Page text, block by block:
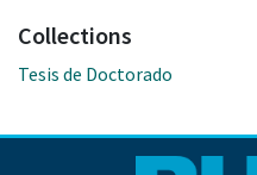
Collections
Tesis de Doctorado